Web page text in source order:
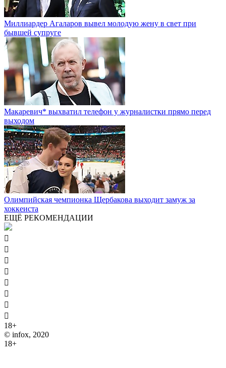
Миллиардер Агаларов вывел молодую жену в свет при
бывшей супруге
Макаревич* выхватил телефон у журналистки прямо перед
выходом
Олимпийская чемпионка Щербакова выходит замуж за
хоккеиста
ЕЩЁ РЕКОМЕНДАЦИИ








18+
© infox, 2020
18+